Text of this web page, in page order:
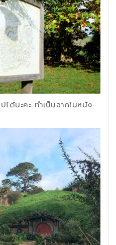
ได้นะคะ ทำเป็นฉากในหนัง